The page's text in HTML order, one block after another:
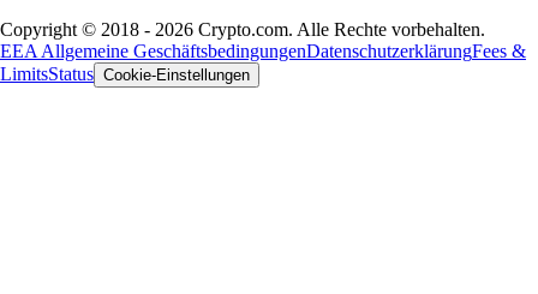
Copyright © 2018 - 2026 Crypto.com. Alle Rechte vorbehalten.
EEA Allgemeine GeschäftsbedingungenDatenschutzerklärungFees &
LimitsStatus Cookie-Einstellungen